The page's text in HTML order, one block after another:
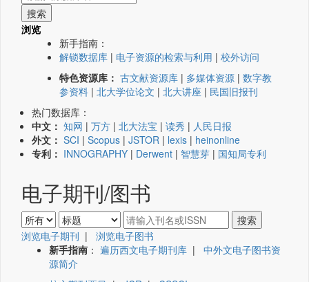
浏览
新手指南：
解锁数据库 | 电子资源的检索与利用 | 校外访问
特色资源库： 古文献资源库 | 多媒体资源 | 数字教
参资料 | 北大学位论文 | 北大讲座 | 民国旧报刊
热门数据库：
中文： 知网 | 万方 | 北大法宝 | 读秀 | 人民日报
外文： SCI | Scopus | JSTOR | lexis | heinonline
专利： INNOGRAPHY | Derwent | 智慧芽 | 国知局专利
电子期刊/图书
浏览电子期刊 | 浏览电子图书
新手指南 ： 遍历西文电子期刊库 | 中外文电子图书资
源简介